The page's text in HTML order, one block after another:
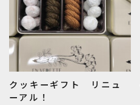
クッキーギフト リニュ
ーアル！